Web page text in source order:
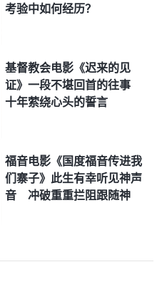
考验中如何经历？
基督教会电影《迟来的见
证》一段不堪回首的往事
十年萦绕心头的誓言
福音电影《国度福音传进我
们寨子》此生有幸听见神声
音 冲破重重拦阻跟随神